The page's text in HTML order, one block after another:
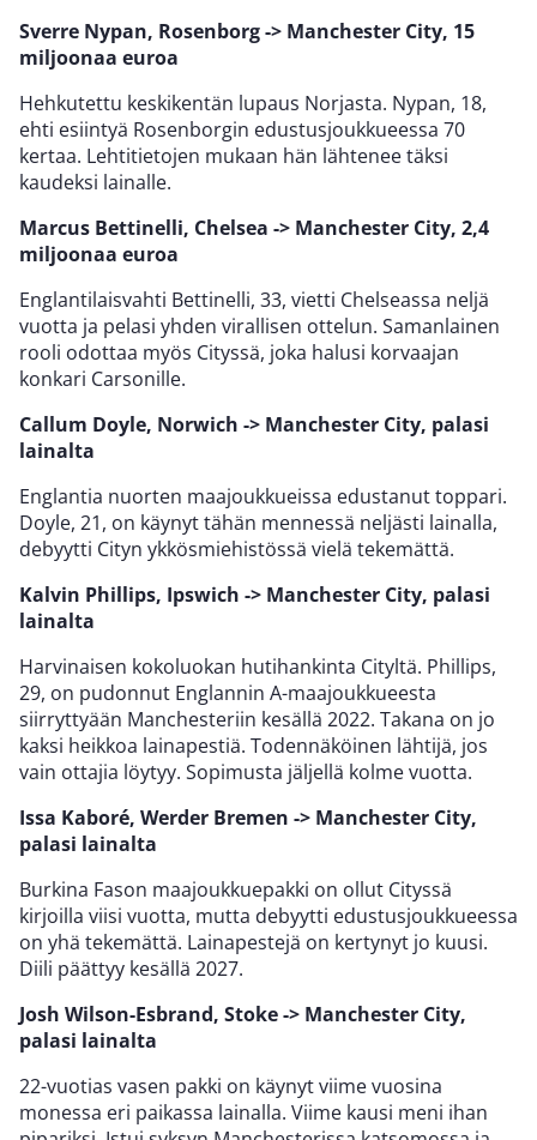
Sverre Nypan, Rosenborg -> Manchester City, 15
miljoonaa euroa
Hehkutettu keskikentän lupaus Norjasta. Nypan, 18,
ehti esiintyä Rosenborgin edustusjoukkueessa 70
kertaa. Lehtitietojen mukaan hän lähtenee täksi
kaudeksi lainalle.
Marcus Bettinelli, Chelsea -> Manchester City, 2,4
miljoonaa euroa
Englantilaisvahti Bettinelli, 33, vietti Chelseassa neljä
vuotta ja pelasi yhden virallisen ottelun. Samanlainen
rooli odottaa myös Cityssä, joka halusi korvaajan
konkari Carsonille.
Callum Doyle, Norwich -> Manchester City, palasi
lainalta
Englantia nuorten maajoukkueissa edustanut toppari.
Doyle, 21, on käynyt tähän mennessä neljästi lainalla,
debyytti Cityn ykkösmiehistössä vielä tekemättä.
Kalvin Phillips, Ipswich -> Manchester City, palasi
lainalta
Harvinaisen kokoluokan hutihankinta Cityltä. Phillips,
29, on pudonnut Englannin A-maajoukkueesta
siirryttyään Manchesteriin kesällä 2022. Takana on jo
kaksi heikkoa lainapestiä. Todennäköinen lähtijä, jos
vain ottajia löytyy. Sopimusta jäljellä kolme vuotta.
Issa Kaboré, Werder Bremen -> Manchester City,
palasi lainalta
Burkina Fason maajoukkuepakki on ollut Cityssä
kirjoilla viisi vuotta, mutta debyytti edustusjoukkueessa
on yhä tekemättä. Lainapestejä on kertynyt jo kuusi.
Diili päättyy kesällä 2027.
Josh Wilson-Esbrand, Stoke -> Manchester City,
palasi lainalta
22-vuotias vasen pakki on käynyt viime vuosina
monessa eri paikassa lainalla. Viime kausi meni ihan